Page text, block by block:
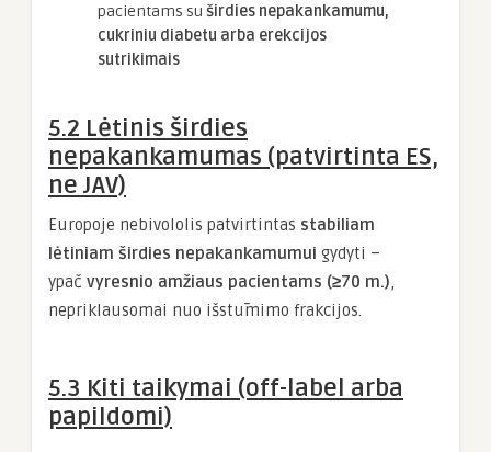
pacientams su širdies nepakankamumu,
cukriniu diabetu arba erekcijos
sutrikimais
5.2 Lėtinis širdies
nepakankamumas (patvirtinta ES,
ne JAV)
Europoje nebivololis patvirtintas stabiliam
lėtiniam širdies nepakankamumui gydyti –
ypač vyresnio amžiaus pacientams (≥70 m.)
nepriklausomai nuo išstūmimo frakcijos.
5.3 Kiti taikymai (off-label arba
papildomi)